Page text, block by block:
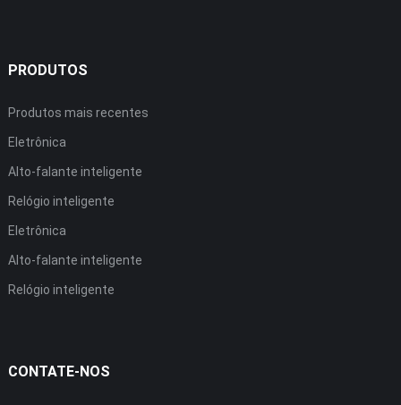
PRODUTOS
Produtos mais recentes
Eletrônica
Alto-falante inteligente
Relógio inteligente
Eletrônica
Alto-falante inteligente
Relógio inteligente
CONTATE-NOS